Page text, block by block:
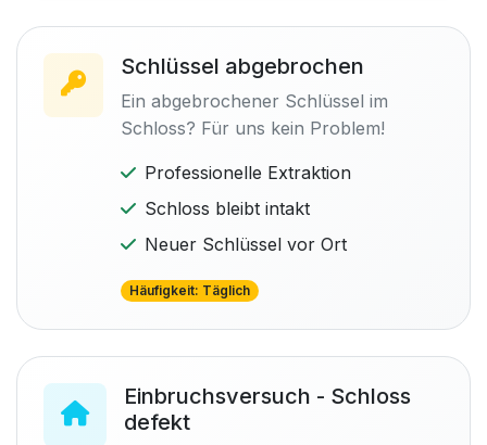
Schlüssel abgebrochen
Ein abgebrochener Schlüssel im
Schloss? Für uns kein Problem!
Professionelle Extraktion
Schloss bleibt intakt
Neuer Schlüssel vor Ort
Häufigkeit: Täglich
Einbruchsversuch - Schloss
defekt